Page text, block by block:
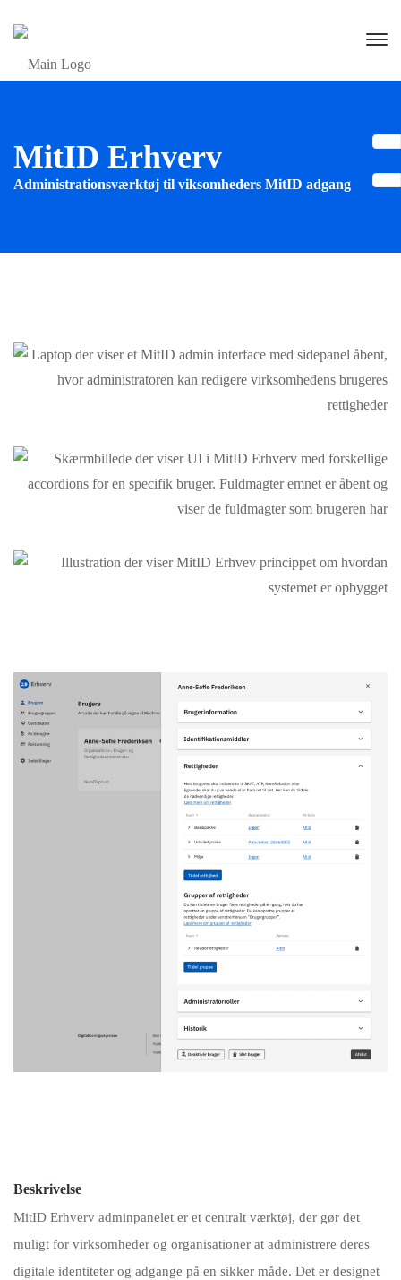
MitID Erhverv
Administrationsværktøj til viksomheders MitID adgang
Beskrivelse
MitID Erhverv adminpanelet er et centralt værktøj, der gør det
muligt for virksomheder og organisationer at administrere deres
digitale identiteter og adgange på en sikker måde. Det er designet